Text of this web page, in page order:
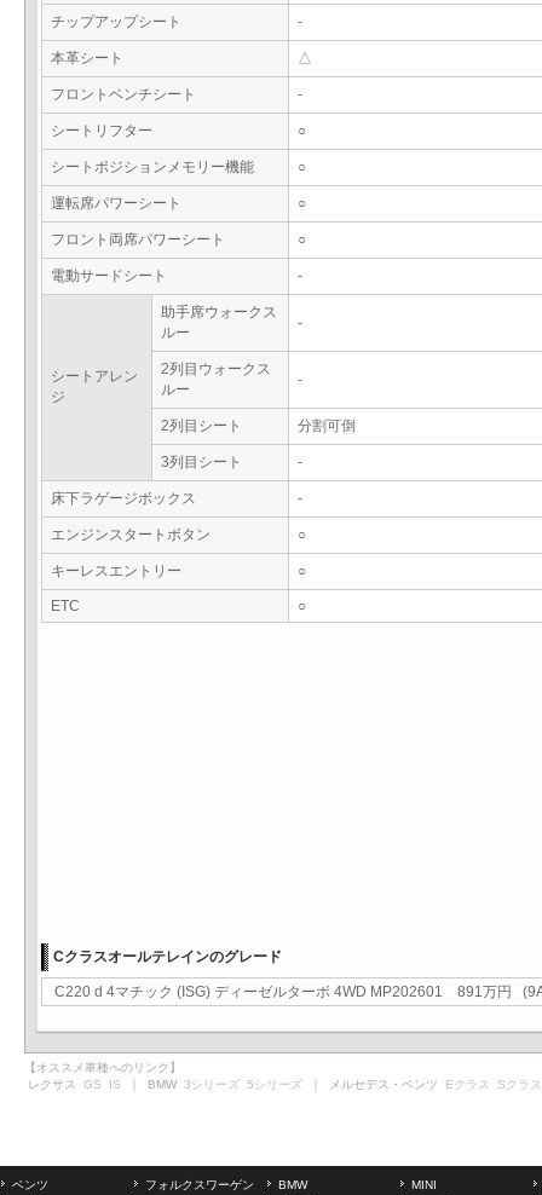
チップアップシート -
本革シート △
フロントベンチシート -
シートリフター ○
シートポジションメモリー機能 ○
運転席パワーシート ○
フロント両席パワーシート ○
電動サードシート -
シートアレン
ジ
助手席ウォークス
ルー
-
2列目ウォークス
ルー
-
2列目シート 分割可倒
3列目シート -
床下ラゲージボックス -
エンジンスタートボタン ○
キーレスエントリー ○
ETC ○
Cクラスオールテレインのグレード
C220 d 4マチック (ISG) ディーゼルターボ 4WD MP202601 891万円
【オススメ車種へのリンク】
レクサス GS IS ｜ BMW 3シリーズ 5シリーズ ｜ メルセデス・ベンツ Eクラス Sクラス
ベンツ フォルクスワーゲン BMW
MINI